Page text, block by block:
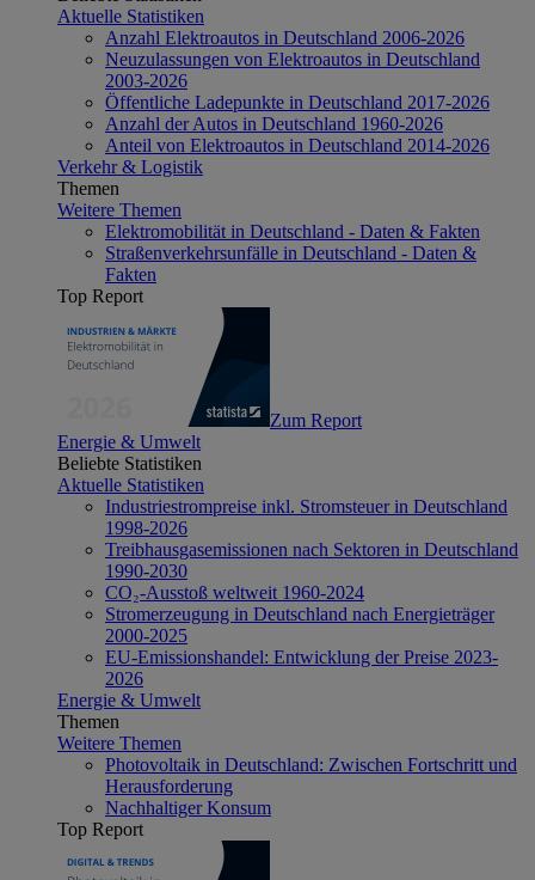
Aktuelle Statistiken
Anzahl Elektroautos in Deutschland 2006-2026
Neuzulassungen von Elektroautos in Deutschland
2003-2026
Öffentliche Ladepunkte in Deutschland 2017-2026
Anzahl der Autos in Deutschland 1960-2026
Anteil von Elektroautos in Deutschland 2014-2026
Verkehr & Logistik
Themen
Weitere Themen
Elektromobilität in Deutschland - Daten & Fakten
Straßenverkehrsunfälle in Deutschland - Daten &
Fakten
Top Report
Zum Report
Energie & Umwelt
Beliebte Statistiken
Aktuelle Statistiken
Industriestrompreise inkl. Stromsteuer in Deutschland
1998-2026
Treibhausgasemissionen nach Sektoren in Deutschland
1990-2030
CO₂-Ausstoß weltweit 1960-2024
Stromerzeugung in Deutschland nach Energieträger
2000-2025
EU-Emissionshandel: Entwicklung der Preise 2023-
2026
Energie & Umwelt
Themen
Weitere Themen
Photovoltaik in Deutschland: Zwischen Fortschritt und
Herausforderung
Nachhaltiger Konsum
Top Report